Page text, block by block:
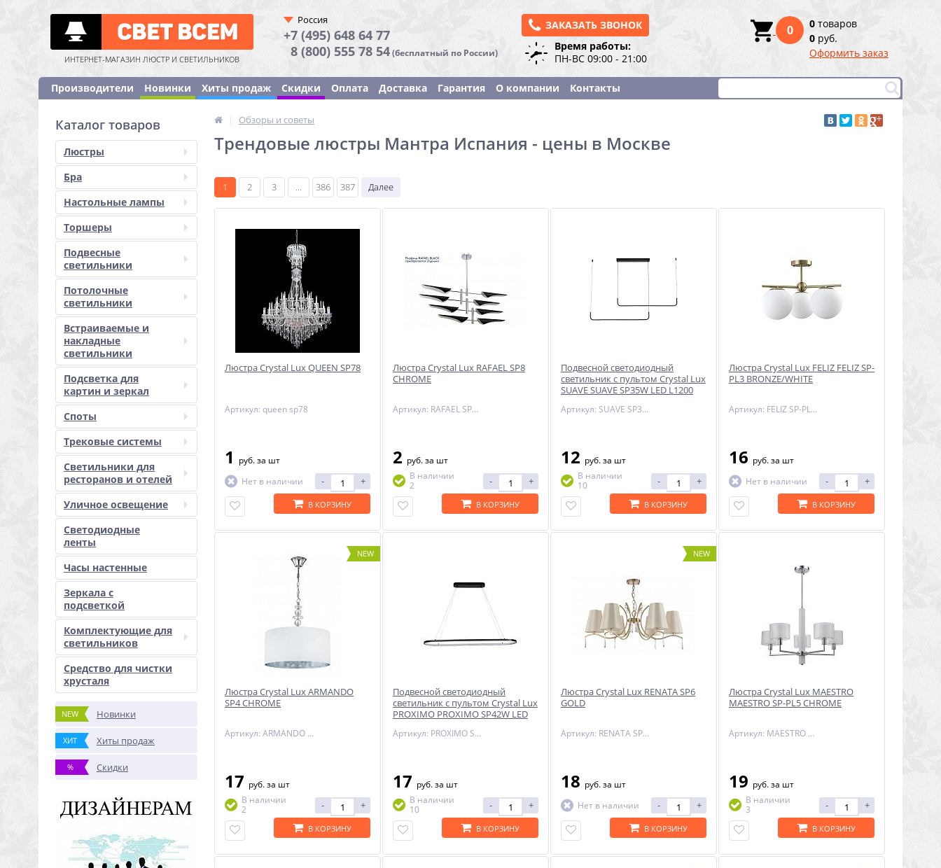
ИНТЕРНЕТ-МАГАЗИН ЛЮСТР И СВЕТИЛЬНИКОВ
Россия
+7 (495) 648 64 77
8 (800) 555 78 54(бесплатный по России)
ЗАКАЗАТЬ ЗВОНОК
Время работы:
ПН-ВС 09:00 - 21:00
0 0 товаров
0 руб.
Оформить заказ
Производители Новинки Хиты продаж Скидки Оплата Доставка Гарантия О компании Контакты
Каталог товаров
Люстры
Бра
Настольные лампы
Торшеры
Подвесные
светильники
Потолочные
светильники
Встраиваемые и
накладные
светильники
Подсветка для
картин и зеркал
Споты
Трековые системы
Светильники для
ресторанов и отелей
Уличное освещение
Светодиодные
ленты
Часы настенные
Зеркала с
подсветкой
Комплектующие для
светильников
Средство для чистки
хрусталя
NEW Новинки
ХИТ Хиты продаж
% Скидки
| Обзоры и советы
Трендовые люстры Мантра Испания - цены в Москве
1 2 3 ... 386 387 Далее
Люстра Crystal Lux QUEEN SP78
Артикул: queen sp78
1 руб.за шт
Нет в наличии
- +
В КОРЗИНУ
Люстра Crystal Lux RAFAEL SP8
CHROME
Артикул: RAFAEL SP8 CHROME
2 руб.за шт
В наличии
2
- +
В КОРЗИНУ
Подвесной светодиодный
светильник с пультом Crystal Lux
SUAVE SUAVE SP35W LED L1200
Артикул: SUAVE SP35W LED L1200 BLACK
12 руб.за шт
В наличии
10
- +
В КОРЗИНУ
Люстра Crystal Lux FELIZ FELIZ SP-
PL3 BRONZE/WHITE
Артикул: FELIZ SP-PL3 BRONZE/WHITE
16 руб.за шт
Нет в наличии
- +
В КОРЗИНУ
NEW
Люстра Crystal Lux ARMANDO
SP4 CHROME
Артикул: ARMANDO SP4 CHROME
17 руб.за шт
В наличии
2
- +
В КОРЗИНУ
Подвесной светодиодный
светильник с пультом Crystal Lux
PROXIMO PROXIMO SP42W LED
Артикул: PROXIMO SP42W LED L1100 BLACK
17 руб.за шт
В наличии
10
- +
В КОРЗИНУ
NEW
Люстра Crystal Lux RENATA SP6
GOLD
Артикул: RENATA SP6 GOLD
18 руб.за шт
Нет в наличии
- +
В КОРЗИНУ
Люстра Crystal Lux MAESTRO
MAESTRO SP-PL5 CHROME
Артикул: MAESTRO SP-PL5 CHROME
19 руб.за шт
В наличии
3
- +
В КОРЗИНУ